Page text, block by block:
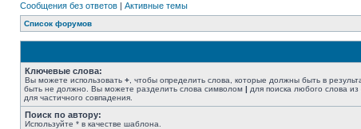
Сообщения без ответов | Активные темы
Список форумов
Ключевые слова:
Вы можете использовать + , чтобы определить слова, которые должны быть в
быть не должно. Вы можете разделить слова символом | для поиска любого слова из
для частичного совпадения.
Поиск по автору:
Используйте * в качестве шаблона.